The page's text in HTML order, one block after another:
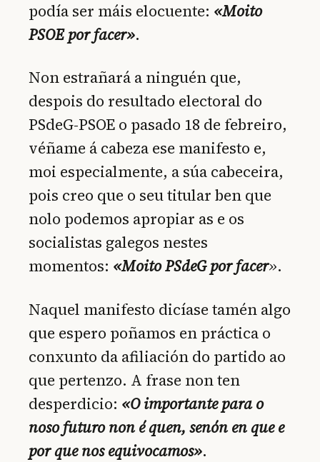
podía ser máis elocuente: «Moito
PSOE por facer».
Non estrañará a ninguén que,
despois do resultado electoral do
PSdeG-PSOE o pasado 18 de febreiro,
véñame á cabeza ese manifesto e,
moi especialmente, a súa cabeceira,
pois creo que o seu titular ben que
nolo podemos apropiar as e os
socialistas galegos nestes
momentos: «Moito PSdeG por facer».
Naquel manifesto dicíase tamén algo
que espero poñamos en práctica o
conxunto da afiliación do partido ao
que pertenzo. A frase non ten
desperdicio: «O importante para o
noso futuro non é quen, senón en que e
por que nos equivocamos».